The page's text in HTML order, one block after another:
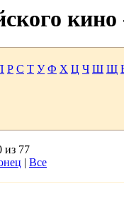
Р С Т У Ф Х Ц Ч Ш Щ
из 77
| Все